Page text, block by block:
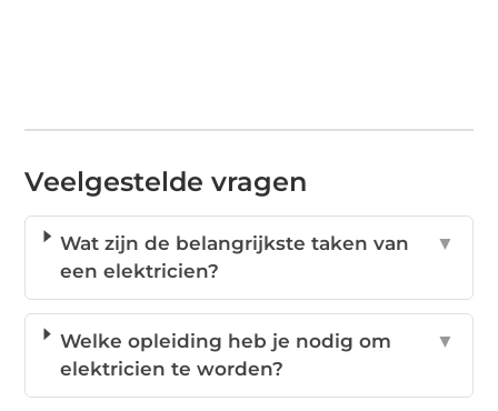
Veelgestelde vragen
Wat zijn de belangrijkste taken van
een elektricien?
▼
Welke opleiding heb je nodig om
elektricien te worden?
▼